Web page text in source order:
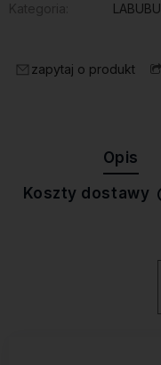
LABUBU
zapytaj o produkt
Opis
Koszty dostawy